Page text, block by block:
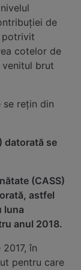
de
potrivit
cotelor de
venitul brut
rețin din
datorată se
(CASS)
astfel
luna
anul 2018.
în
pentru care